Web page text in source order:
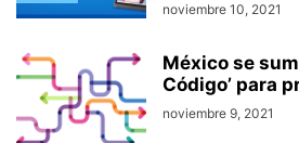
noviembre 10, 2021
México se
Código’ para
noviembre 9, 2021